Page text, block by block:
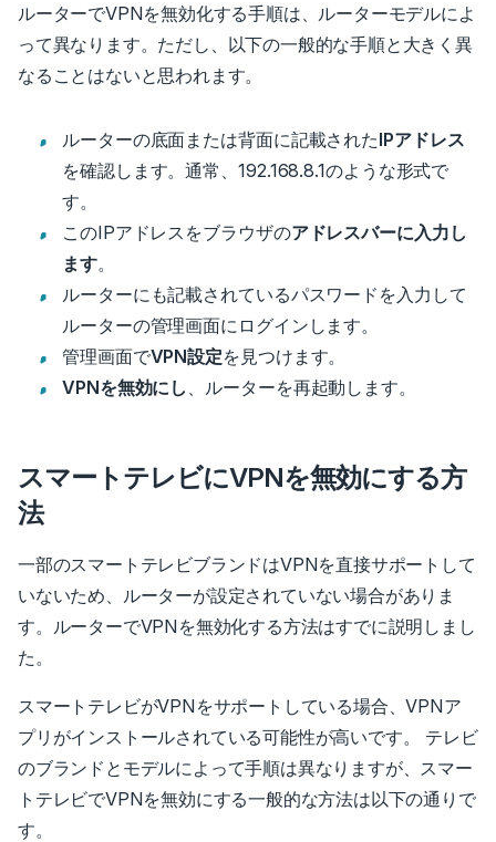
ルーターでVPNを無効化する手順は、ルーターモデルによ
って異なります。ただし、以下の一般的な手順と大きく異
なることはないと思われます。
ルーターの底面または背面に記載されたIPアドレス
を確認します。通常、192.168.8.1のような形式で
す。
このIPアドレスをブラウザのアドレスバーに入力し
ます。
ルーターにも記載されているパスワードを入力して
ルーターの管理画面にログインします。
管理画面でVPN設定を見つけます。
VPNを無効にし
、ルーターを再起動します。
スマートテレビにVPNを無効にする方
法
一部のスマートテレビブランドはVPNを直接サポートして
いないため、ルーターが設定されていない場合がありま
す。ルーターでVPNを無効化する方法はすでに説明しまし
た。
スマートテレビがVPNをサポートしている場合、VPNア
プリがインストールされている可能性が高いです。 テレビ
のブランドとモデルによって手順は異なりますが、スマー
トテレビでVPNを無効にする一般的な方法は以下の通りで
す。